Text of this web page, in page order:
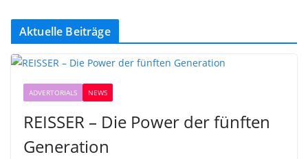
Aktuelle Beiträge
ADVERTORIALS NEWS
REISSER – Die Power der fünften
Generation